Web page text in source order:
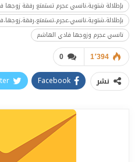
بإطلالة شتوية،نانسي عجرم تستمتع رفقة زوجها
نانسي عجرم وزوجها فادي الهاشم
0 1٬394
نشر Facebook